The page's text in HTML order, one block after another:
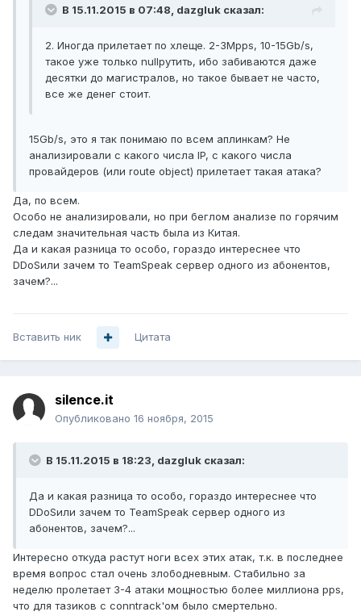
В 15.11.2015 в 07:48, dazgluk сказал:
2. Иногда прилетает по хлеще. 2-3Mpps, 10-15Gb/s,
такое уже только nullрутить, ибо забиваются даже
десятки до магистралов, но такое бывает не часто,
все же денег стоит.
15Gb/s, это я так понимаю по всем аплинкам? Не
анализировали с какого числа IP, с какого числа
провайдеров (или route object) прилетает такая атака?
Да, по всем.
Особо не анализировали, но при беглом анализе по горячим
следам значительная часть была из Китая.
Да и какая разница то особо, гораздо интереснее что
DDoSили зачем то TeamSpeak сервер одного из абонентов,
зачем?...
Вставить ник Цитата
silence.it
Опубликовано 16 ноября, 2015
В 15.11.2015 в 18:23, dazgluk сказал:
Да и какая разница то особо, гораздо интереснее что
DDoSили зачем то TeamSpeak сервер одного из
абонентов, зачем?...
Интересно откуда растут ноги всех этих атак, т.к. в последнее
время вопрос стал очень злободневным. Стабильно за
неделю пролетает 3-4 атаки мощностью более миллиона pps,
что для тазиков с conntrack'ом было смертельно.